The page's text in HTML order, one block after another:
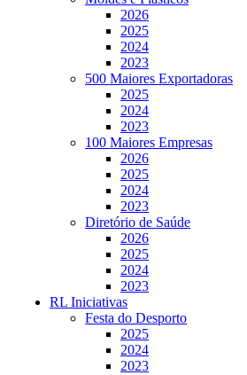
2026
2025
2024
2023
500 Maiores Exportadoras
2025
2024
2023
100 Maiores Empresas
2026
2025
2024
2023
Diretório de Saúde
2026
2025
2024
2023
RL Iniciativas
Festa do Desporto
2025
2024
2023